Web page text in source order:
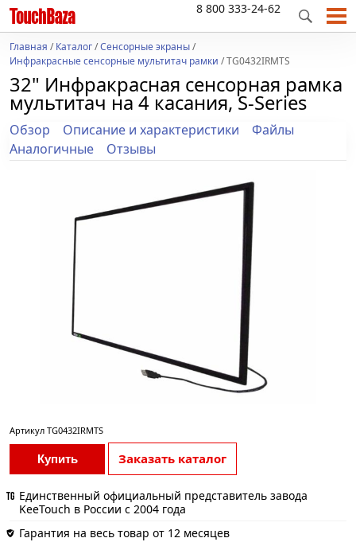
8 800 333-24-62
Главная /Каталог/Сенсорные экраны/
Инфракрасные сенсорные мультитач рамки / TG0432IRMTS
32" Инфракрасная сенсорная рамка
мультитач на 4 касания, S-Series
Обзор Описание и характеристики
Файлы
Аналогичные
Отзывы
Артикул TG0432IRMTS
Купить Заказать каталог
Единственный официальный представитель завода
KeeTouch в России с 2004 года
Гарантия на весь товар от 12 месяцев